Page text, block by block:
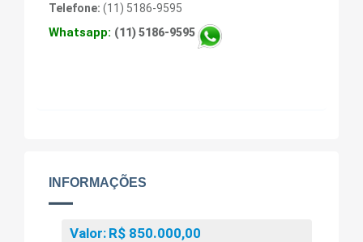
Telefone: (11) 5186-9595
Whatsapp: (11) 5186-9595
INFORMAÇÕES
Valor: R$ 850.000,00